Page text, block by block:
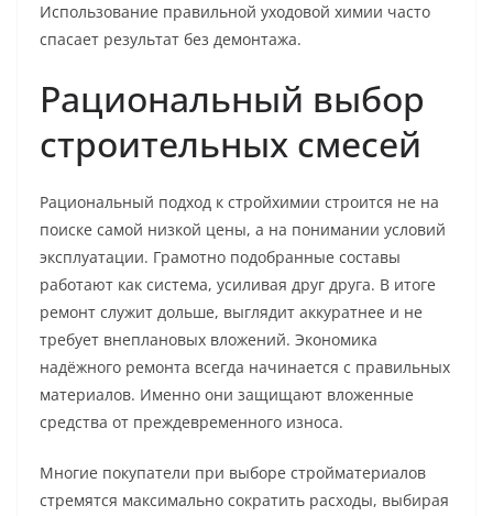
Использование правильной уходовой химии часто
спасает результат без демонтажа.
Рациональный выбор
строительных смесей
Рациональный подход к стройхимии строится не на
поиске самой низкой цены, а на понимании условий
эксплуатации. Грамотно подобранные составы
работают как система, усиливая друг друга. В итоге
ремонт служит дольше, выглядит аккуратнее и не
требует внеплановых вложений. Экономика
надёжного ремонта всегда начинается с правильных
материалов. Именно они защищают вложенные
средства от преждевременного износа.
Многие покупатели при выборе стройматериалов
стремятся максимально сократить расходы, выбирая